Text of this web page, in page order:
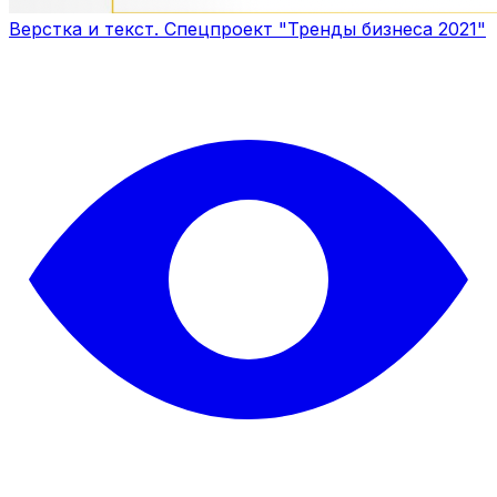
Верстка и текст. Спецпроект "Тренды бизнеса 2021"